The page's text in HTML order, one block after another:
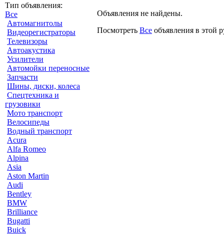
Тип объявления:
Все
Автомагнитолы
Видеорегистраторы
Телевизоры
Автоакустика
Усилители
Автомойки переносные
Запчасти
Шины, диски, колеса
Спецтехника и
грузовики
Мото транспорт
Велосипеды
Водный транспорт
Acura
Alfa Romeo
Alpina
Asia
Aston Martin
Audi
Bentley
BMW
Brilliance
Bugatti
Buick
Объявления не найдены.
Посмотреть Все объявления в этой